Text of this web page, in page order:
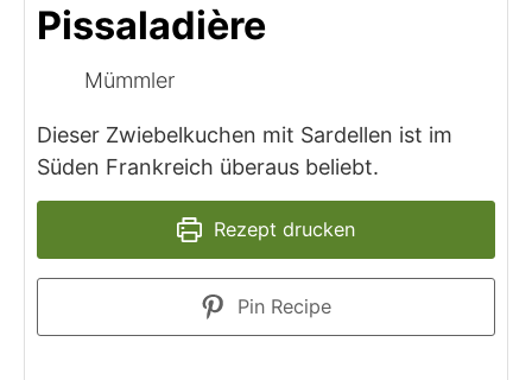
Pissaladière
Mümmler
Dieser Zwiebelkuchen mit Sardellen ist im
Süden Frankreich überaus beliebt.
Rezept drucken
Pin Recipe